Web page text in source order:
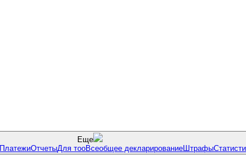
Еще
ПлатежиОтчетыДля тооВсеобщее декларирование Штрафы